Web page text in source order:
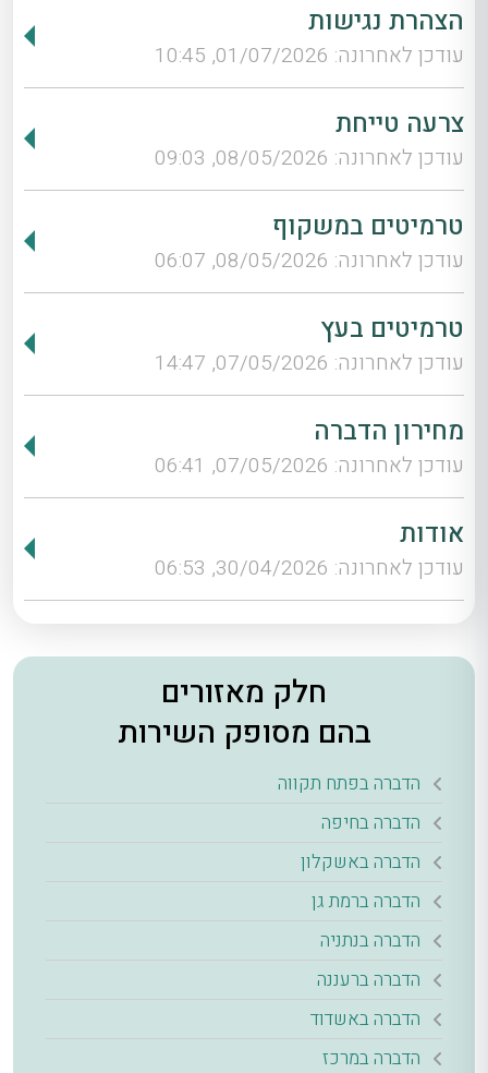
הצהרת נגישות
עודכן לאחרונה: 01/07/2026, 10:45
צרעה טייחת
עודכן לאחרונה: 08/05/2026, 09:03
טרמיטים במשקוף
עודכן לאחרונה: 08/05/2026, 06:07
טרמיטים בעץ
עודכן לאחרונה: 07/05/2026, 14:47
מחירון הדברה
עודכן לאחרונה: 07/05/2026, 06:41
אודות
עודכן לאחרונה: 30/04/2026, 06:53
חלק מאזורים
בהם מסופק השירות
הדברה בפתח תקווה
הדברה בחיפה
הדברה באשקלון
הדברה ברמת גן
הדברה בנתניה
הדברה ברעננה
הדברה באשדוד
הדברה במרכז